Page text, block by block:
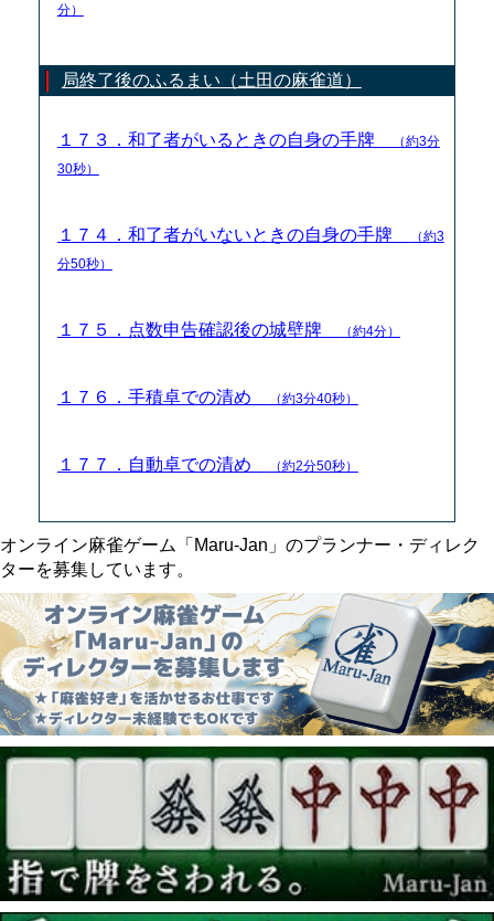
分）
局終了後のふるまい（土田の麻雀道）
１７３．和了者がいるときの自身の手牌
（約3分
30秒）
１７４．和了者がいないときの自身の手牌
（約3
分50秒）
１７５．点数申告確認後の城壁牌 （約4分）
１７６．手積卓での清め （約3分40秒）
１７７．自動卓での清め （約2分50秒）
オンライン麻雀ゲーム「Maru-Jan」のプランナー・ディレク
ターを募集しています。